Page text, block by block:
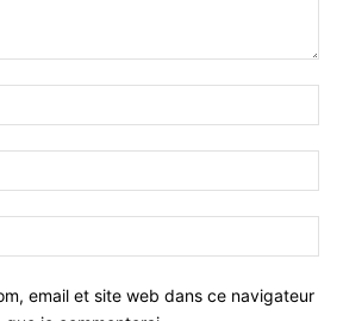
email et site web dans ce navigateur